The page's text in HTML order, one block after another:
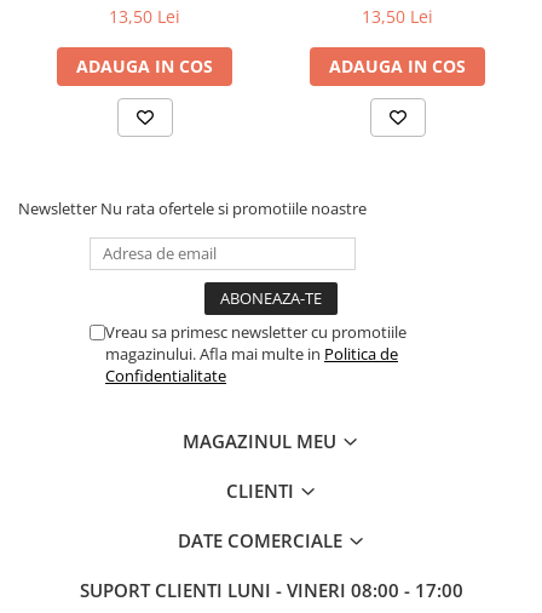
13,50 Lei
ADAUGA IN COS
13,50 Lei
ADAUGA IN COS
Newsletter Nu rata ofertele si promotiile noastre
Vreau sa primesc newsletter cu promotiile
magazinului. Afla mai multe in Politica de
Confidentialitate
MAGAZINUL MEU
CLIENTI
DATE COMERCIALE
SUPORT CLIENTI LUNI - VINERI 08:00 - 17:00